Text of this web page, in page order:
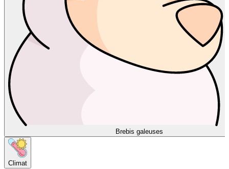
Brebis galeuses
Climat